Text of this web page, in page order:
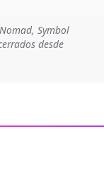
Symbol
desde